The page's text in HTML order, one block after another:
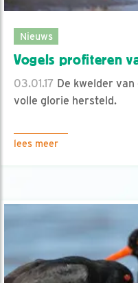
Nieuws
Vogels profiteren
03.01.17 De kwelder
volle glorie hersteld.
lees meer